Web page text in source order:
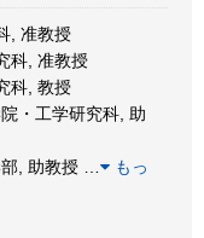
, 准教授
科, 准教授
科, 教授
・工学研究科, 助
, 助教授
もっ